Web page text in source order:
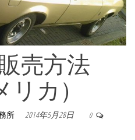
売方法
リカ）
所 2014年5月28日 0